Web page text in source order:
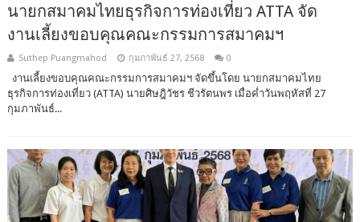
นายกสมาคมไทยธุรกิจการท่องเที่ยว ATTA จัด
งานเลี้ยงขอบคุณคณะกรรมการสมาคมฯ
Suthep Puangmahod กุมภาพันธ์ 27, 2568 0
งานเลี้ยงขอบคุณคณะกรรมการสมาคมฯ จัดขึ้นโดย นายกสมาคมไทย
ธุรกิจการท่องเที่ยว (ATTA) นายศิษฎิวัชร ชีวรัตนพร เมื่อค่ำวันพฤหัสที่ 27
กุมภาพันธ์...